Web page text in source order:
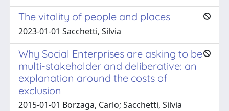
The vitality of people and places
2023-01-01 Sacchetti, Silvia
Why Social Enterprises are asking to be
multi-stakeholder and deliberative: an
explanation around the costs of
exclusion
2015-01-01 Borzaga, Carlo; Sacchetti, Silvia